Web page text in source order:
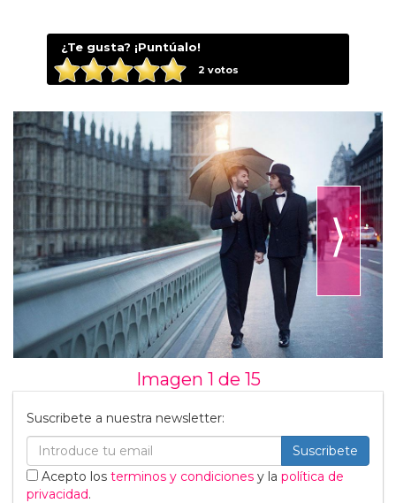
¿Te gusta? ¡Puntúalo!
2 votos
⟩
Imagen 1 de 15
Suscribete a nuestra newsletter:
Suscribete
Acepto los terminos y condiciones y la política de
privacidad.